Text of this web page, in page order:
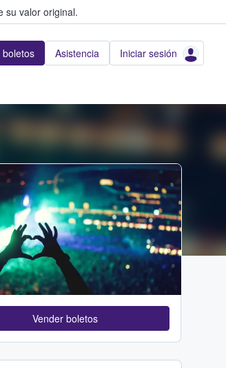
su valor original.
boletos Asistencia Iniciar sesión
Vender boletos